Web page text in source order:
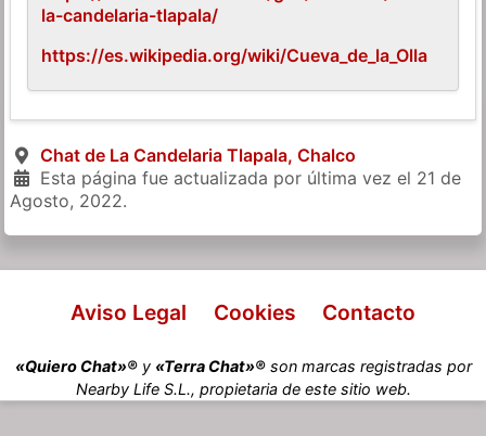
la-candelaria-tlapala/
https://es.wikipedia.org/wiki/Cueva_de_la_Olla
Chat de La Candelaria Tlapala, Chalco
Esta página fue actualizada por última vez el 21 de
Agosto, 2022.
Aviso Legal Cookies Contacto
«Quiero Chat»®y «Terra Chat»®son marcas registradas por
Nearby Life S.L., propietaria de este sitio web.